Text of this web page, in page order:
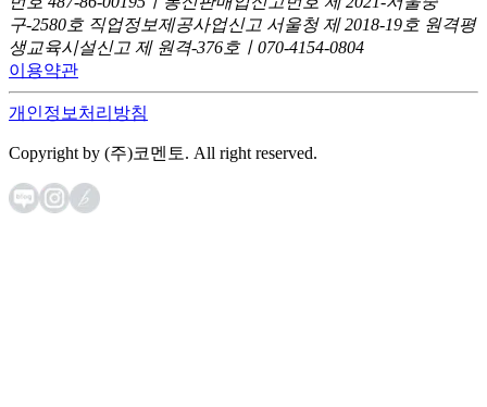
구-2580호 직업정보제공사업신고 서울청 제 2018-19호 원격평
생교육시설신고 제 원격-376호ㅣ070-4154-0804
이용약관
개인정보처리방침
Copyright by (주)코멘토. All right reserved.